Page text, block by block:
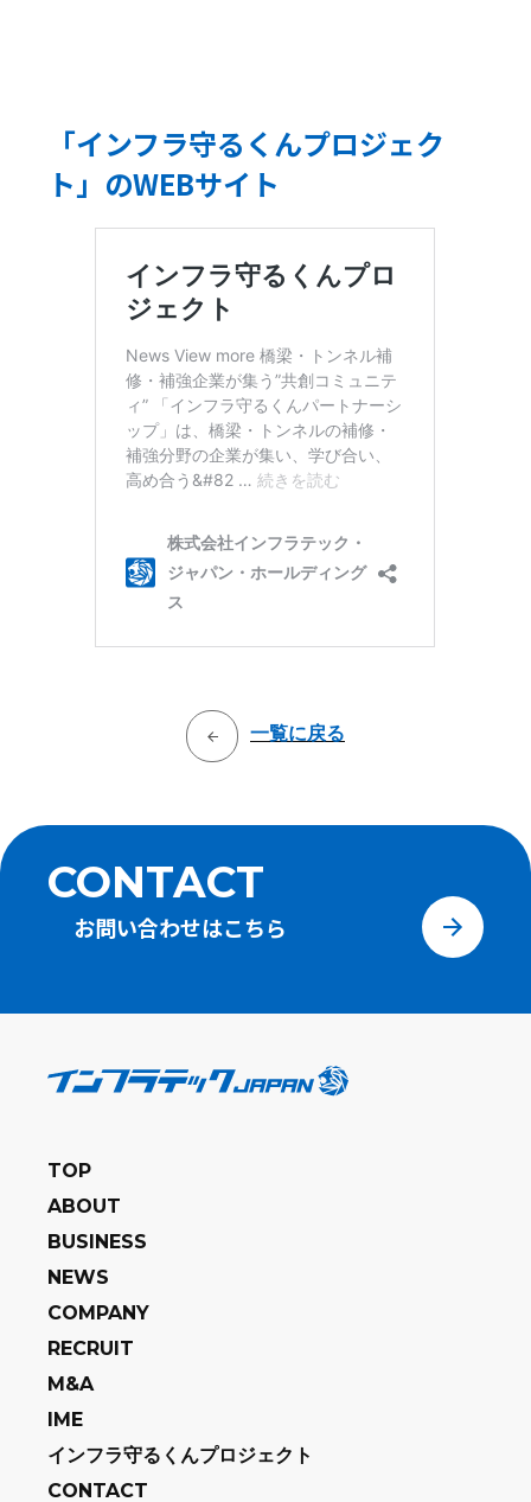
「インフラ守るくんプロジェク
ト」のWEBサイト
一覧に戻る
CONTACT
お問い合わせはこちら
TOP
ABOUT
BUSINESS
NEWS
COMPANY
RECRUIT
M&A
IME
インフラ守るくんプロジェクト
CONTACT